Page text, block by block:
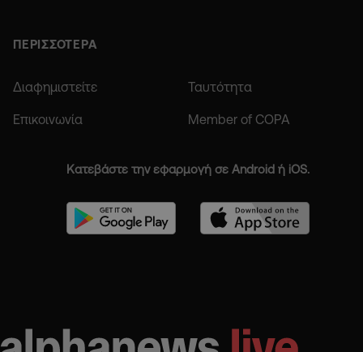
ΠΕΡΙΣΣΟΤΕΡΑ
Διαφημιστείτε Ταυτότητα
Επικοινωνία Member of COPA
Κατεβάστε την εφαρμογή σε Android ή iOS.